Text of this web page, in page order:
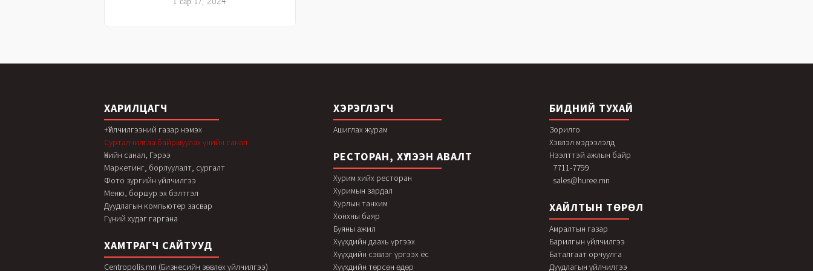
ХАРИЛЦАГЧ
+Үйлчилгээний газар нэмэх
Сурталчилгаа байршуулах үнийн санал
Үнийн санал, Гэрээ
Маркетинг, борлуулалт, сургалт
Фото зургийн үйлчилгээ
Меню, боршур эх бэлтгэл
Дуудлагын компьютер засвар
Гүний худаг гаргана
ХАМТРАГЧ САЙТУУД
Centropolis.mn (Бизнесийн зөвлөх үйлчилгээ)
ХЭРЭГЛЭГЧ
Ашиглах журам
РЕСТОРАН, ХҮЛЭЭН АВАЛТ
Хурим хийх ресторан
Хуримын зардал
Хурлын танхим
Хонхны баяр
Буяны ажил
Хүүхдийн даахь үргээх
Хүүхдийн сэвлэг үргээх ёс
Хүүхдийн төрсөн өдөр
БИДНИЙ ТУХАЙ
Зорилго
Хэвлэл мэдээлэлд
Нээлттэй ажлын байр
7711-7799
sales@huree.mn
ХАЙЛТЫН ТӨРӨЛ
Амралтын газар
Барилгын үйлчилгээ
Баталгаат орчуулга
Дуудлагын үйлчилгээ